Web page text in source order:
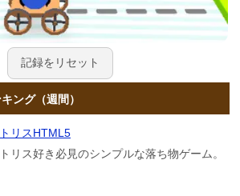
記録をリセット
ング（週間）
リスHTML5
リス好き必見のシンプルな落ち物ゲーム。